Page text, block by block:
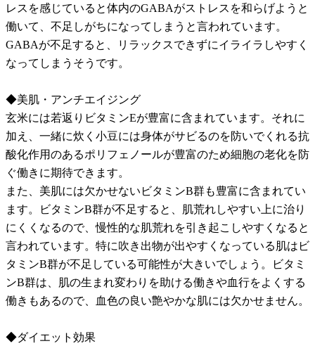
レスを感じていると体内のGABAがストレスを和らげようと
働いて、不足しがちになってしまうと言われています。
GABAが不足すると、リラックスできずにイライラしやすく
なってしまうそうです。
◆美肌・アンチエイジング
玄米には若返りビタミンEが豊富に含まれています。それに
加え、一緒に炊く小豆には身体がサビるのを防いでくれる抗
酸化作用のあるポリフェノールが豊富のため細胞の老化を防
ぐ働きに期待できます。
また、美肌には欠かせないビタミンB群も豊富に含まれてい
ます。ビタミンB群が不足すると、肌荒れしやすい上に治り
にくくなるので、慢性的な肌荒れを引き起こしやすくなると
言われています。特に吹き出物が出やすくなっている肌はビ
タミンB群が不足している可能性が大きいでしょう。ビタミ
ンB群は、肌の生まれ変わりを助ける働きや血行をよくする
働きもあるので、血色の良い艶やかな肌には欠かせません。
◆ダイエット効果